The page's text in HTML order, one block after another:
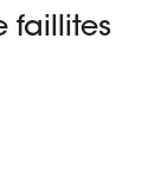
faillites